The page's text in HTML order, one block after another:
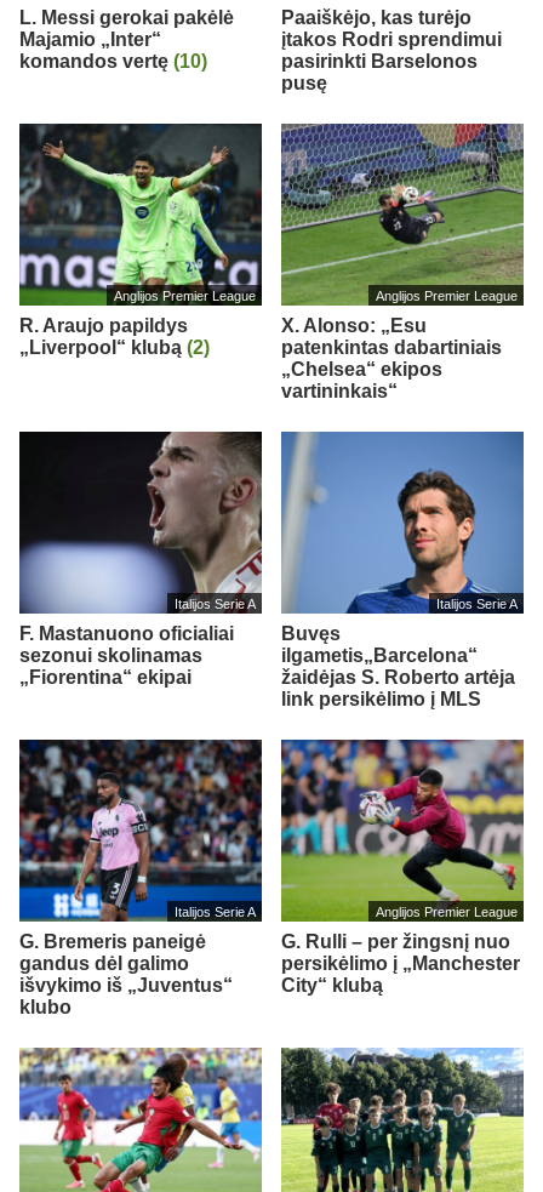
L. Messi gerokai pakėlė
Majamio „Inter“
komandos vertę (10)
Paaiškėjo, kas turėjo
įtakos Rodri sprendimui
pasirinkti Barselonos
pusę
Anglijos Premier League
R. Araujo papildys
„Liverpool“ klubą (2)
Anglijos Premier League
X. Alonso: „Esu
patenkintas dabartiniais
„Chelsea“ ekipos
vartininkais“
Italijos Serie A
F. Mastanuono oficialiai
sezonui skolinamas
„Fiorentina“ ekipai
Italijos Serie A
Buvęs
ilgametis„Barcelona“
žaidėjas S. Roberto artėja
link persikėlimo į MLS
Italijos Serie A
G. Bremeris paneigė
gandus dėl galimo
išvykimo iš „Juventus“
klubo
Anglijos Premier League
G. Rulli – per žingsnį nuo
persikėlimo į „Manchester
City“ klubą